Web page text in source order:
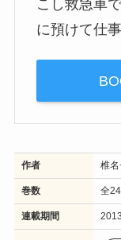
こし救急車
に預けて仕
作者 椎名
巻数 全
連載期間